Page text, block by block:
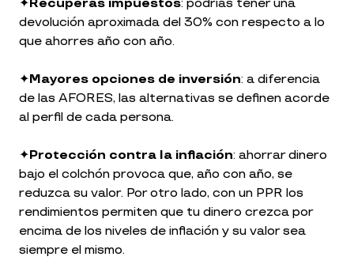
✦Recuperas impuestos: podrías tener una
devolución aproximada del 30% con respecto a lo
que ahorres año con año.
✦Mayores opciones de inversión: a diferencia
de las AFORES, las alternativas se definen acorde
al perfil de cada persona.
✦Protección contra la inflación: ahorrar dinero
bajo el colchón provoca que, año con año, se
reduzca su valor. Por otro lado, con un PPR los
rendimientos permiten que tu dinero crezca por
encima de los niveles de inflación y su valor sea
siempre el mismo.